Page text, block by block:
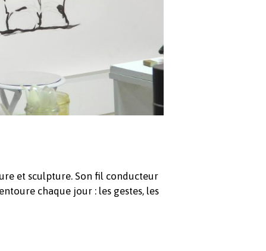
panier est vide.
et sculpture. Son fil conducteur
chaque jour : les gestes, les